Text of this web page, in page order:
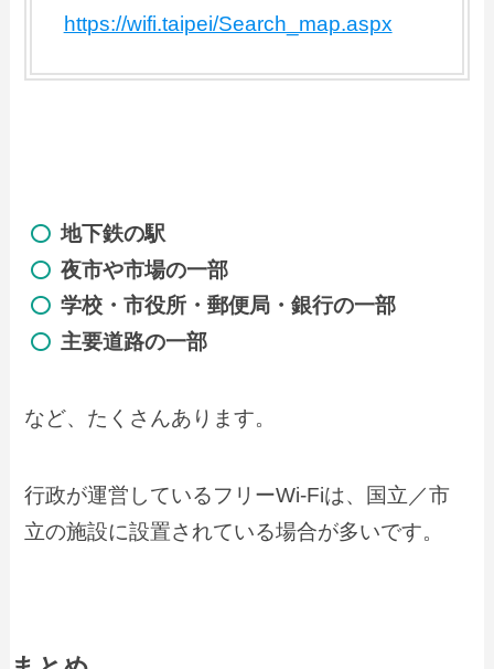
https://wifi.taipei/Search_map.aspx
地下鉄の駅
夜市や市場の一部
学校・市役所・郵便局・銀行の一部
主要道路の一部
など、たくさんあります。
行政が運営しているフリーWi-Fiは、国立／市
立の施設に設置されている場合が多いです。